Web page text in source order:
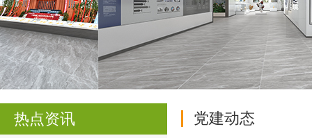
热点资讯 党建动态